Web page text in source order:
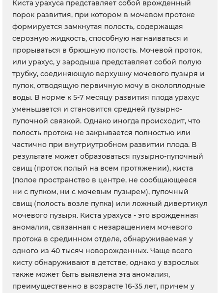
Киста урахуса представляет собой врожденный
порок развития, при котором в мочевом протоке
формируется замкнутая полость, содержащая
серозную жидкость, способную нагнаиваться и
прорываться в брюшную полость. Мочевой проток,
или урахус, у зародыша представляет собой полую
трубку, соединяющую верхушку мочевого пузыря и
пупок, отводящую первичную мочу в околоплодные
воды. В норме к 5-7 месяцу развития плода урахус
уменьшается и становится средней пузырно-
пупочной связкой. Однако иногда происходит, что
полость протока не закрывается полностью или
частично при внутриутробном развитии плода. В
результате может образоваться пузырно-пупочный
свищ (проток полый на всем протяжении), киста
(полое пространство в центре, не сообщающееся
ни с пупком, ни с мочевым пузырем), пупочный
свищ (полость возле пупка) или ложный дивертикул
мочевого пузыря. Киста урахуса - это врожденная
аномалия, связанная с незаращением мочевого
протока в срединном отделе, обнаруживаемая у
одного из 40 тысяч новорожденных. Чаще всего
кисту обнаруживают в детстве, однако у взрослых
также может быть выявлена эта аномалия,
преимущественно в возрасте 16-35 лет, причем у